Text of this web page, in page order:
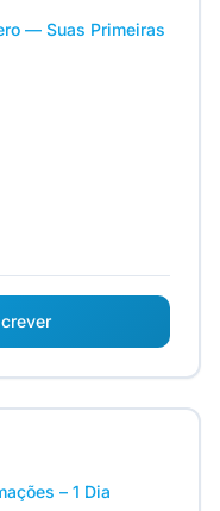
— Suas Primeiras
– 1 Dia